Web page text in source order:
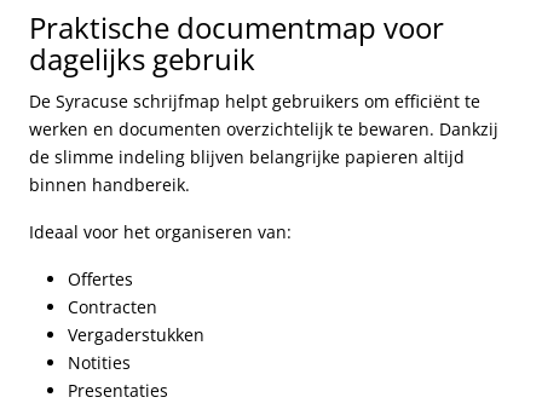
Praktische documentmap voor
dagelijks gebruik
De Syracuse schrijfmap helpt gebruikers om efficiënt te
werken en documenten overzichtelijk te bewaren. Dankzij
de slimme indeling blijven belangrijke papieren altijd
binnen handbereik.
Ideaal voor het organiseren van:
Offertes
Contracten
Vergaderstukken
Notities
Presentaties